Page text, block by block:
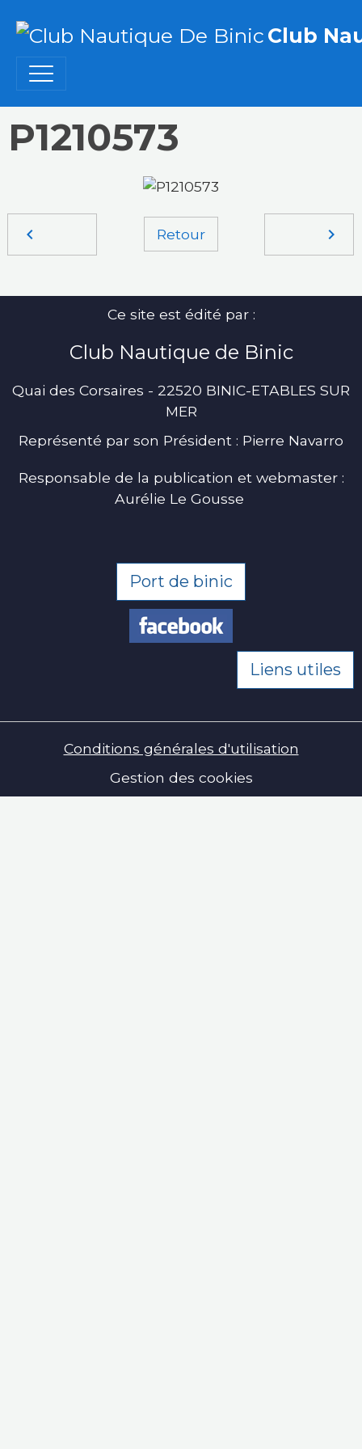
Club
P1210573
Retour
Ce site est édité par :
Club Nautique de Binic
Quai des Corsaires - 22520 BINIC-ETABLES SUR
MER
Représenté par son Président : Pierre Navarro
Responsable de la publication et webmaster :
Aurélie Le Gousse
Port de binic
Liens utiles
Conditions générales d'utilisation
Gestion des cookies